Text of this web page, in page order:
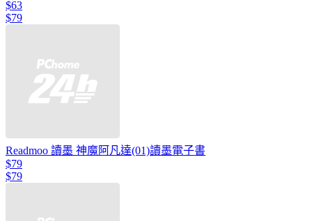
$63
$79
Readmoo 讀墨 神魔阿凡達(01)讀墨電子書
$79
$79